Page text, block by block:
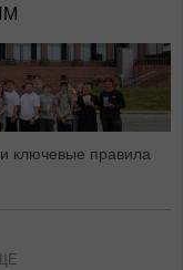
ключевые правила